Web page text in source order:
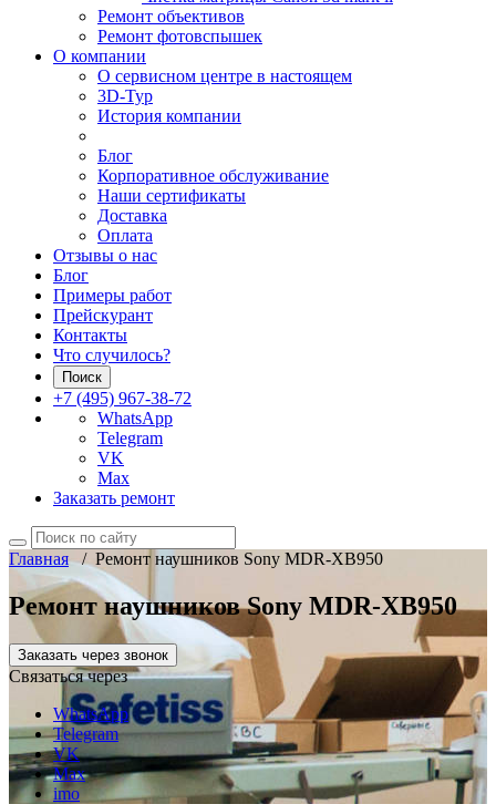
Ремонт объективов
Ремонт фотовспышек
О компании
О сервисном центре в настоящем
3D-Тур
История компании
Блог
Корпоративное обслуживание
Наши сертификаты
Доставка
Оплата
Отзывы о нас
Блог
Примеры работ
Прейскурант
Контакты
Что случилось?
Поиск
+7 (495) 967-38-72
WhatsApp
Telegram
VK
Max
Заказать ремонт
Главная/ Ремонт наушников Sony MDR-XB950
Ремонт наушников Sony MDR-XB950
Заказать через звонок
Связаться через
WhatsApp
Telegram
VK
Max
imo